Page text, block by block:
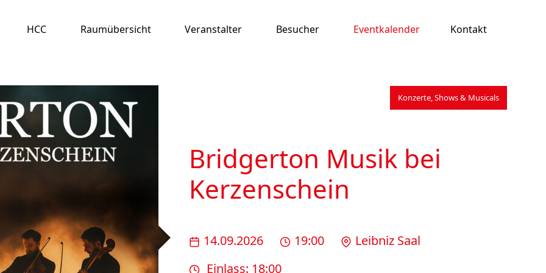
HCC Raumübersicht Veranstalter Besucher Eventkalender Kontakt
Konzerte, Shows & Musicals
Bridgerton Musik bei
Kerzenschein
14.09.2026 19:00
Leibniz Saal
Einlass: 18:00